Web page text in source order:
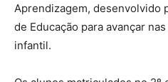
Aprendizagem, desenvolvido
de Educação para avançar
infantil.